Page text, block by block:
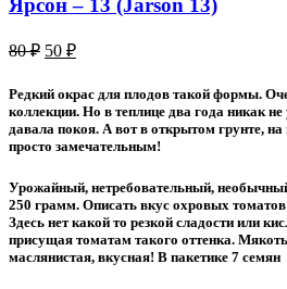
Ярсон – 13 (Jarson 13)
80₽ Первоначальная
составляла
80 ₽.
50 ₽Текущая
50 ₽.
Редкий окрас для плодов такой формы.
коллекции. Но в теплице два года никак
давала покоя. А вот в открытом грунте,
просто замечательным!
Урожайный, нетребовательный,
250 грамм. Описать вкус охровых
Здесь нет какой то резкой сладости или
присущая томатам такого оттенка.
маслянистая, вкусная! В пакетике 7 семян